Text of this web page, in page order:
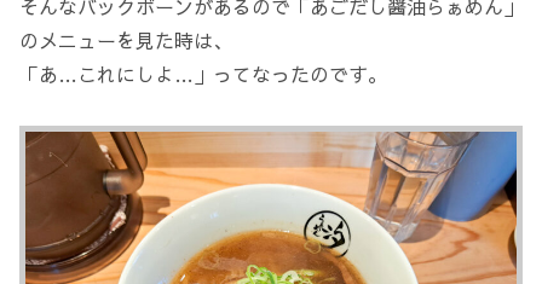
そんなバックボーンがあるので「あごだし醤油らぁめん」
のメニューを見た時は、
「あ…これにしよ…」ってなったのです。